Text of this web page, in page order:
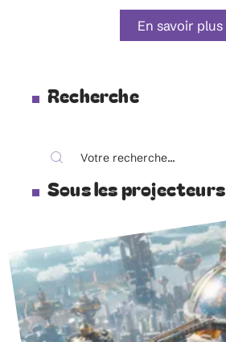
En savoir plus
Recherche
Sous les projecteurs